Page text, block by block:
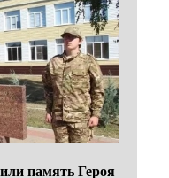
память Героя